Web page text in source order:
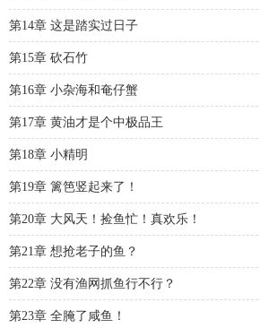
第14章 这是踏实过日子
第15章 砍石竹
第16章 小杂海和奄仔蟹
第17章 黄油才是个中极品王
第18章 小精明
第19章 篱笆竖起来了！
第20章 大风天！捡鱼忙！真欢乐！
第21章 想抢老子的鱼？
第22章 没有渔网抓鱼行不行？
第23章 全腌了咸鱼！